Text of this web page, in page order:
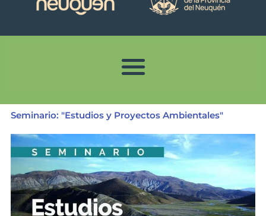
Seminario: "Estudios y Proyectos Ambientales"